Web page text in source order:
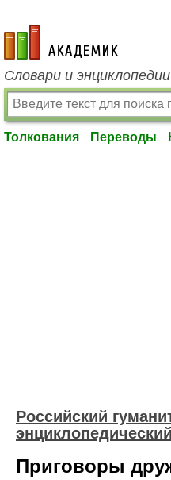
academic.ru
Словари и
Толкования Переводы
Российский
Приговоры